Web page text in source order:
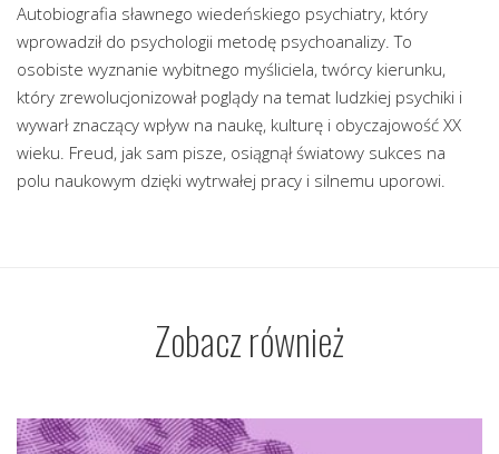
Autobiografia sławnego wiedeńskiego psychiatry, który
wprowadził do psychologii metodę psychoanalizy. To
osobiste wyznanie wybitnego myśliciela, twórcy kierunku,
który zrewolucjonizował poglądy na temat ludzkiej psychiki i
wywarł znaczący wpływ na naukę, kulturę i obyczajowość XX
wieku. Freud, jak sam pisze, osiągnął światowy sukces na
polu naukowym dzięki wytrwałej pracy i silnemu uporowi.
Zobacz również